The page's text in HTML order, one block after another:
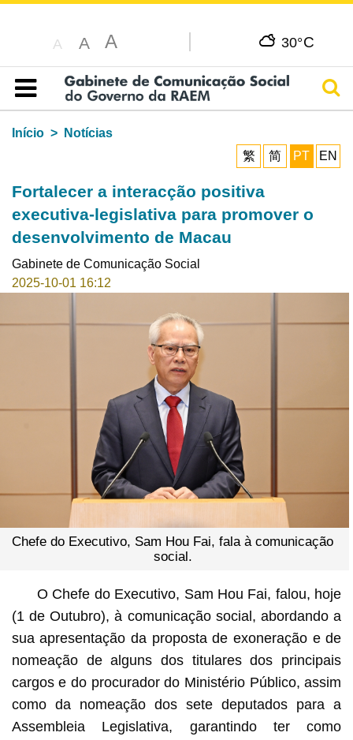
A A A 30°C
Índice
Início
Notícias
繁
简 PT EN
Fortalecer a interacção positiva
executiva-legislativa para promover o
desenvolvimento de Macau
Gabinete de Comunicação Social
2025-10-01 16:12
Chefe do Executivo, Sam Hou Fai, fala à comunicação
social.
O Chefe do Executivo, Sam Hou Fai, falou, hoje
(1 de Outubro), à comunicação social, abordando a
sua apresentação da proposta de exoneração e de
nomeação de alguns dos titulares dos principais
cargos e do procurador do Ministério Público, assim
como da nomeação dos sete deputados para a
Assembleia Legislativa, garantindo ter como